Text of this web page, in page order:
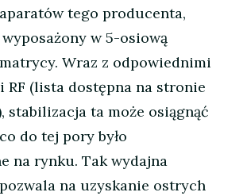
tego producenta,
w 5-osiową
Wraz z odpowiednimi
RF (lista dostępna na stronie
stabilizacja ta może osiągnąć
do tej pory było
na rynku. Tak wydajna
na uzyskanie ostrych